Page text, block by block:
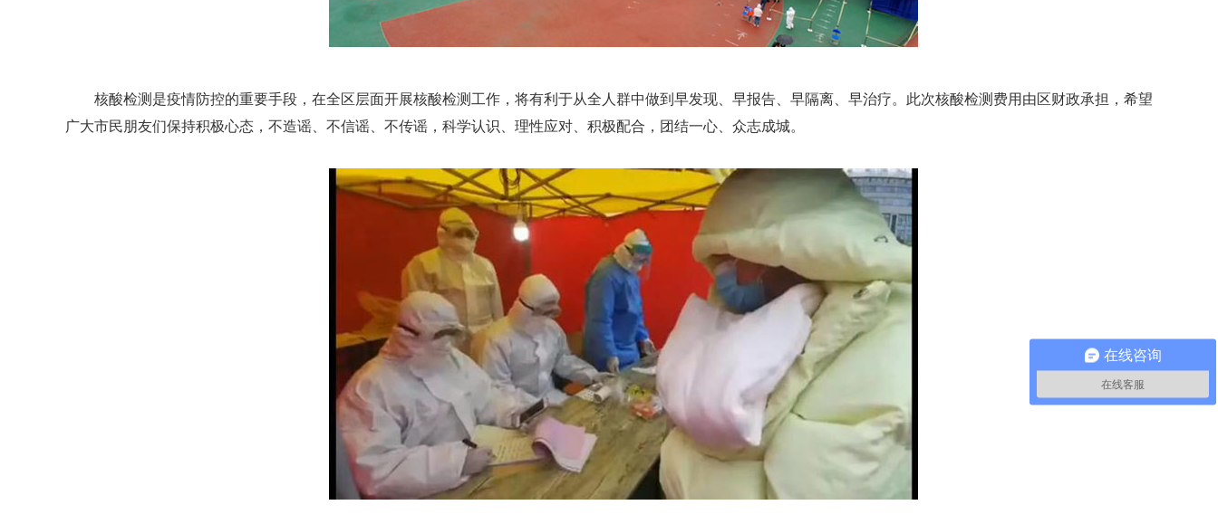
核酸检测是疫情防控的重要手段，在全区层面开展核酸检测工作，将有利于从全人群中做到早发现、早报告、早隔离、早治疗。此次核酸检测费用由区财政承担，希望
广大市民朋友们保持积极心态，不造谣、不信谣、不传谣，科学认识、理性应对、积极配合，团结一心、众志成城。
在线咨询
在线客服